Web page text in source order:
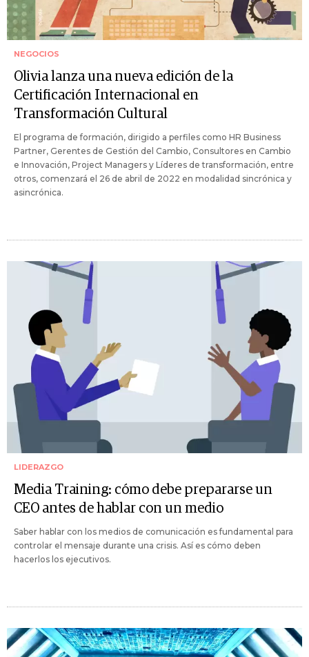
NEGOCIOS
Olivia lanza una nueva edición de la
Certificación Internacional en
Transformación Cultural
El programa de formación, dirigido a perfiles como HR Business
Partner, Gerentes de Gestión del Cambio, Consultores en Cambio
e Innovación, Project Managers y Líderes de transformación, entre
otros, comenzará el 26 de abril de 2022 en modalidad sincrónica y
asincrónica.
LIDERAZGO
Media Training: cómo debe prepararse un
CEO antes de hablar con un medio
Saber hablar con los medios de comunicación es fundamental para
controlar el mensaje durante una crisis. Así es cómo deben
hacerlos los ejecutivos.